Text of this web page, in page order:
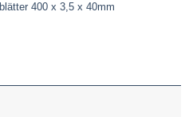
400 x 3,5 x 40mm